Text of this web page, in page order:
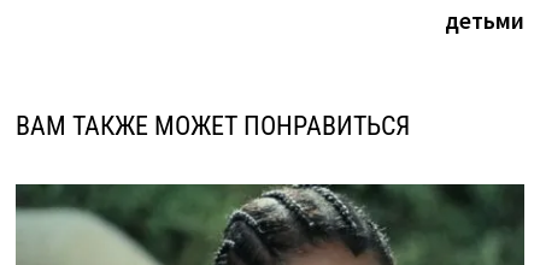
детьми
ВАМ ТАКЖЕ МОЖЕТ ПОНРАВИТЬСЯ